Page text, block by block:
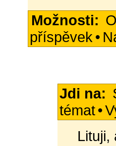
Možnosti:
příspěvek •
Jdi na:
témat•
Lituji,